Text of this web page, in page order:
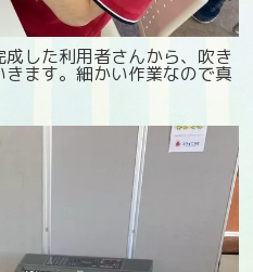
した利用者さんから、吹き
ます。細かい作業なので真